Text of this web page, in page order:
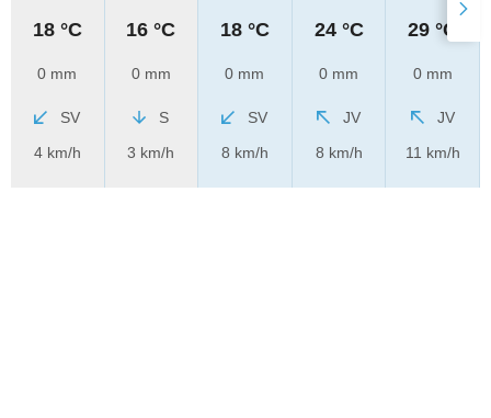
18 °C
0 mm
SV
4 km/h
16 °C
0 mm
S
3 km/h
18 °C
0 mm
SV
8 km/h
24 °C
0 mm
JV
8 km/h
29 °C
0 mm
JV
11 km/h